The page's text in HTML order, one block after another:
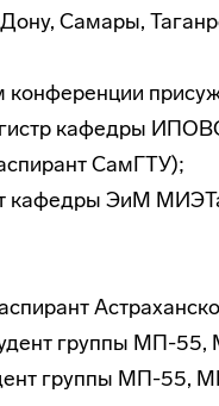
Самары,
конференции
кафедры
СамГТУ);
кафедры ЭиМ
группы МП-
группы МП-55,